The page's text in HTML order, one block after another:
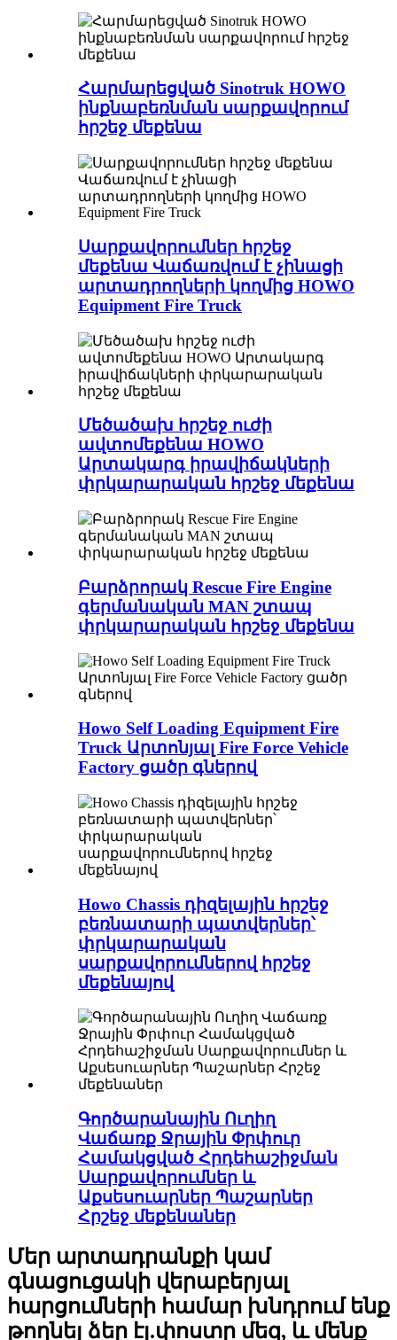
Հարմարեցված Sinotruk HOWO
ինքնաբեռնման սարքավորում
հրշեջ մեքենա
Սարքավորումներ հրշեջ
մեքենա Վաճառվում է չինացի
արտադրողների կողմից HOWO
Equipment Fire Truck
Մեծածախ հրշեջ ուժի
ավտոմեքենա HOWO
Արտակարգ իրավիճակների
փրկարարական հրշեջ մեքենա
Բարձրորակ Rescue Fire Engine
գերմանական MAN շտապ
փրկարարական հրշեջ մեքենա
Howo Self Loading Equipment Fire
Truck Արտոնյալ Fire Force Vehicle
Factory ցածր գներով
Howo Chassis դիզելային հրշեջ
բեռնատարի պատվերներ՝
փրկարարական
սարքավորումներով հրշեջ
մեքենայով
Գործարանային Ուղիղ
Վաճառք Ջրային Փրփուր
Համակցված Հրդեհաշիջման
Սարքավորումներ և
Աքսեսուարներ Պաշարներ
Հրշեջ մեքենաներ
Մեր արտադրանքի կամ
գնացուցակի վերաբերյալ
հարցումների համար խնդրում ենք
թողնել ձեր էլ.փոստը մեզ, և մենք